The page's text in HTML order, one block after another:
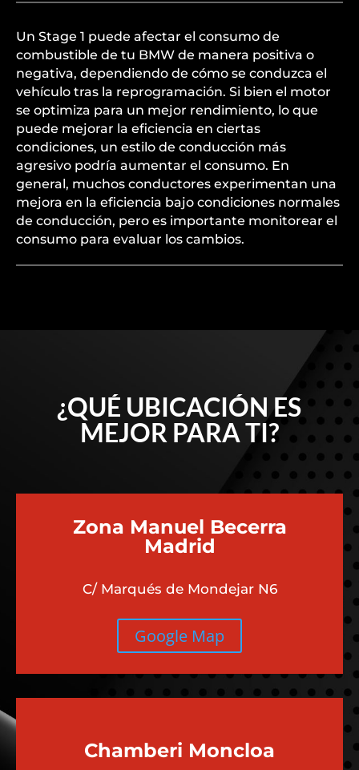
Un Stage 1 puede afectar el consumo de
combustible de tu BMW de manera positiva o
negativa, dependiendo de cómo se conduzca el
vehículo tras la reprogramación. Si bien el motor
se optimiza para un mejor rendimiento, lo que
puede mejorar la eficiencia en ciertas
condiciones, un estilo de conducción más
agresivo podría aumentar el consumo. En
general, muchos conductores experimentan una
mejora en la eficiencia bajo condiciones normales
de conducción, pero es importante monitorear el
consumo para evaluar los cambios.
¿QUÉ UBICACIÓN ES
MEJOR PARA TI?
Zona Manuel Becerra
Madrid
C/ Marqués de Mondejar N6
Google Map
Chamberi Moncloa